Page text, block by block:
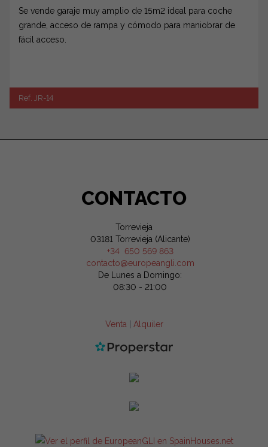
Se vende garaje muy amplio de 15m2 ideal para coche
grande, acceso de rampa y cómodo para maniobrar de
fácil acceso.
Ref. JR-14
CONTACTO
Torrevieja
03181 Torrevieja (Alicante)
+34 650 569 863
contacto@europeangli.com
De Lunes a Domingo:
08:30 - 21:00
Venta Alquiler